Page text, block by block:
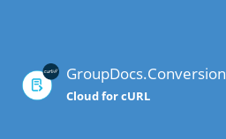
GroupDocs.Conversion
Cloud for cURL